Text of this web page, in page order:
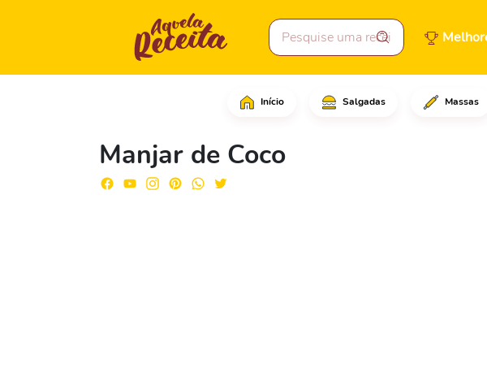
Início Salgadas Massas
Manjar de Coco
Em uma panela, despeje o